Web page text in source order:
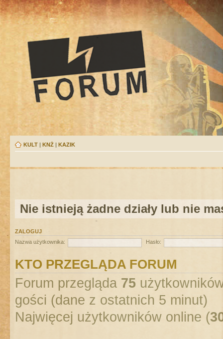
KULT | KNŻ | KAZIK
Nie istnieją żadne działy lub nie
ZALOGUJ
Nazwa użytkownika:
Hasło:
KTO PRZEGLĄDA FORUM
Forum przegląda 75
gości (dane z ostatnich 5 minut)
Najwięcej użytkowników online (